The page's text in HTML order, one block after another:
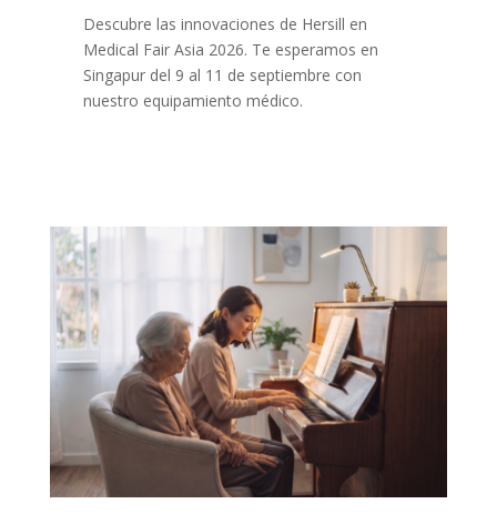
Descubre las innovaciones de Hersill en
Medical Fair Asia 2026. Te esperamos en
Singapur del 9 al 11 de septiembre con
nuestro equipamiento médico.